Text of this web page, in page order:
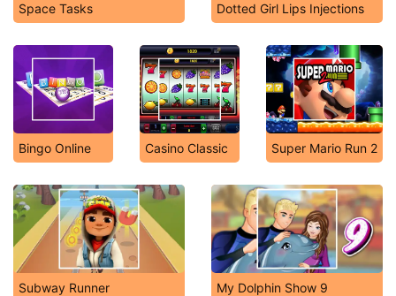
Space Tasks Dotted Girl Lips Injections
Bingo Online Casino Classic Super Mario Run 2
Subway Runner My Dolphin Show 9